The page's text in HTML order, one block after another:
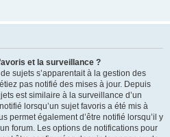
et la surveillance ?
sujets s’apparentait à la gestion des
pas notifié des mises à jour. Depuis
est similaire à la surveillance d’un
lorsqu’un sujet favoris a été mis à
permet également d’être notifié lorsqu’il y
forum. Les options de notifications pour